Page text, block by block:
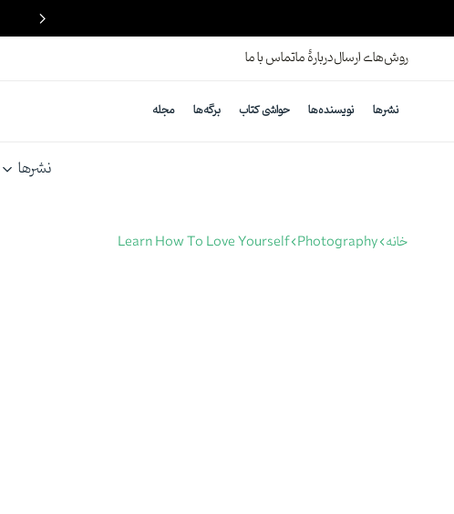
روش‌های ارسالدربارهٔ ماتماس با ما
نشرها نویسنده‌ها حواشی کتاب برگه‌ها مجله
نشرها
خانه Photography
Learn How To Love Yourself